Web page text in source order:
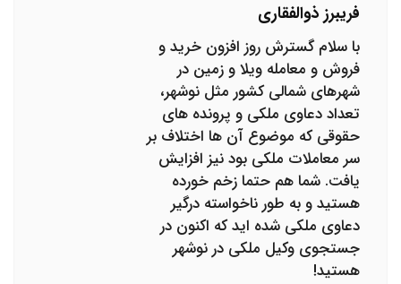
فریبرز ذوالفقاری
با سلام گسترش روز افزون خرید و
فروش و معامله ویلا و زمین در
شهرهای شمالی کشور مثل نوشهر،
تعداد دعاوی ملکی و پرونده های
حقوقی که موضوع آن ها اختلاف بر
سر معاملات ملکی بود نیز افزایش
یافت. شما هم حتما زخم خورده
هستید و به طور ناخواسته درگیر
دعاوی ملکی شده اید که اکنون در
جستجوی وکیل ملکی در نوشهر
هستید!